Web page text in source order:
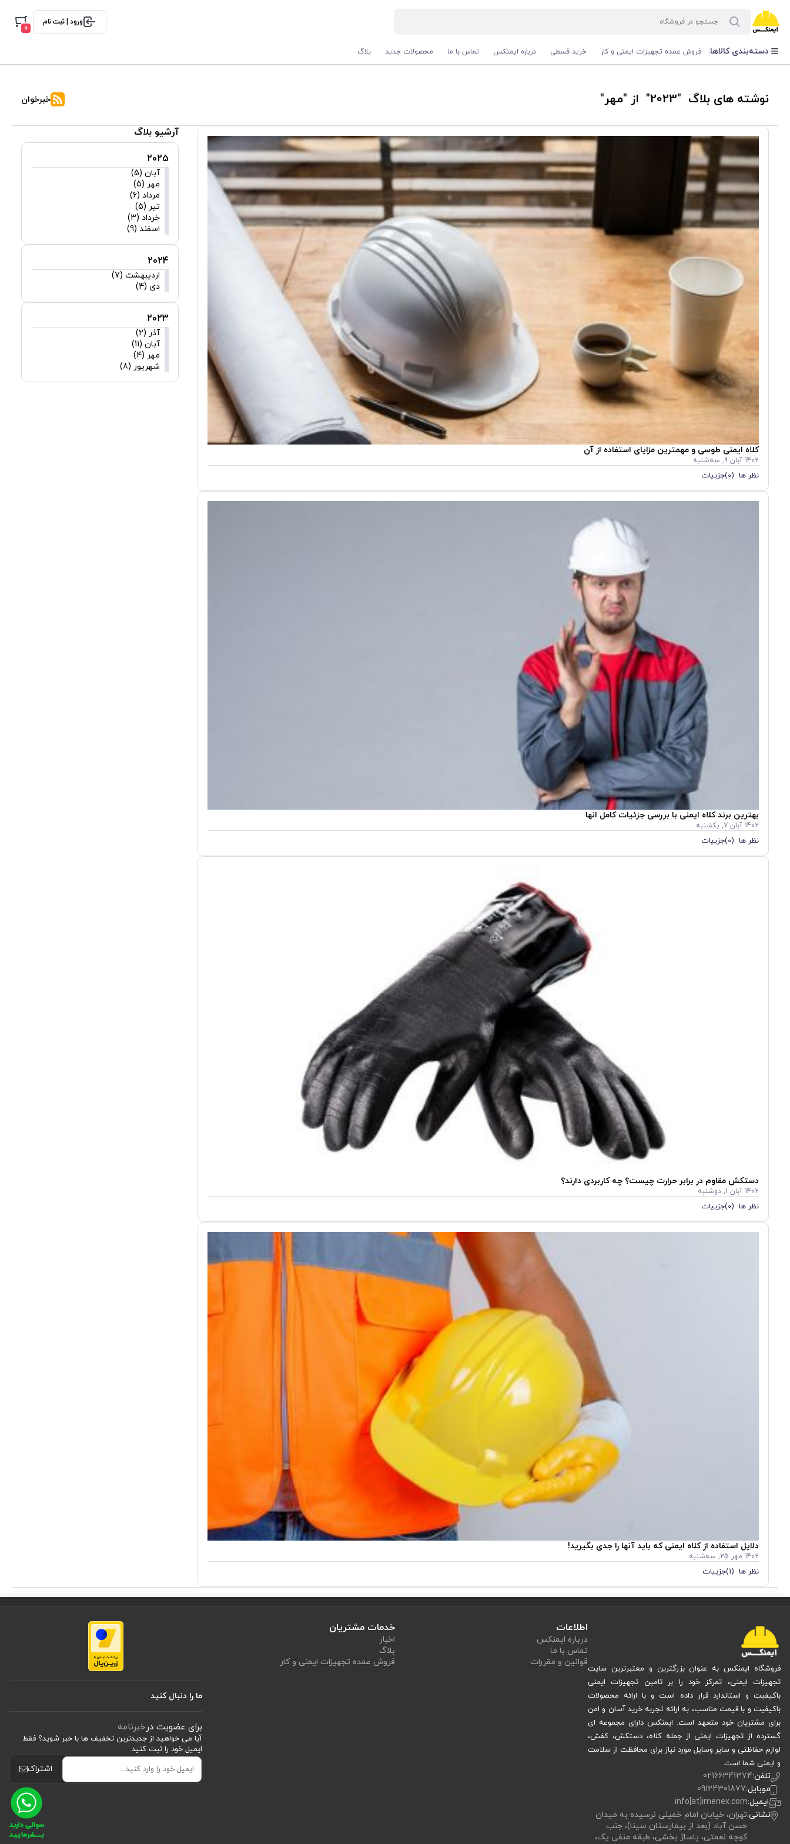
ورود | ثبت نام
0
دسته‌بندی کالاها فروش عمده تجهیزات ایمنی و کار خرید قسطی درباره ایمنکس تماس با ما محصولات جدید بلاگ
نوشته های بلاگ "2023" از "مهر" خبرخوان
کلاه ایمنی طوسی و مهمترین مزایای استفاده از آن
1402 آبان 9, سه‌شنبه
نظر ها (0) جزییات
بهترین برند کلاه ایمنی با بررسی جزئیات کامل انها
1402 آبان 7, یکشنبه
نظر ها (0) جزییات
دستکش مقاوم در برابر حرارت چیست؟ چه کاربردی دارند؟
1402 آبان 1, دوشنبه
نظر ها (0) جزییات
دلایل استفاده از کلاه ایمنی که باید آنها را جدی بگیرید!
1402 مهر 25, سه‌شنبه
نظر ها (1) جزییات
آرشیو بلاگ
2025
آبان (5)
مهر (5)
مرداد (6)
تیر (5)
خرداد (3)
اسفند (9)
2024
اردیبهشت (7)
دی (4)
2023
آذر (2)
آبان (11)
مهر (4)
شهریور (8)
فروشگاه ایمنکس به عنوان بزرگترین و معتبرترین سایت
تجهیزات ایمنی، تمرکز خود را بر تامین تجهیزات ایمنی
باکیفیت و استاندارد قرار داده است و با ارائه محصولات
باکیفیت و با قیمت مناسب، به ارائه تجربه خرید آسان و امن
برای مشتریان خود متعهد است. ایمنکس دارای مجموعه ای
گسترده از تجهیزات ایمنی از جمله کلاه، دستکش، کفش،
لوازم حفاظتی و سایر وسایل مورد نیاز برای محافظت از سلامت
و ایمنی شما است.
تلفن:02166341374
موبایل:09124301877
ایمیل:info[at]imenex.com
نشانی:تهران، خیابان امام خمینی نرسیده به میدان
حسن آباد (بعد از بیمارستان سینا)، جنب
کوچه نعمتی، پاساژ بخشی، طبقه منفی یک،
اطلاعات
درباره ایمنکس
تماس با ما
قوانین و مقررات
خدمات مشتریان
اخبار
بلاگ
فروش عمده تجهیزات ایمنی و کار
ما را دنبال کنید
برای عضویت درخبرنامه
آیا می خواهید از جدید‌ترین تخفیف‌ ها با‌ خبر شوید؟ فقط
ایمیل خود را ثبت کنید
اشتراک